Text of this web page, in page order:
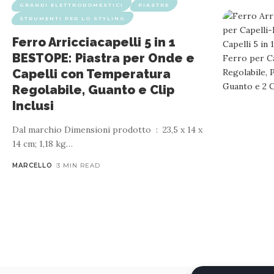
GRANDI ELETTRODOMESTICI PIASTRE
STRUMENTI PER LO STYLING
Ferro Arricciacapelli 5 in 1
BESTOPE: Piastra per Onde e
Capelli con Temperatura
Regolabile, Guanto e Clip
Inclusi
Dal marchio Dimensioni prodotto ‏ : ‎ 23,5 x 14 x
14 cm; 1,18 kg…
MARCELLO 3 MIN READ